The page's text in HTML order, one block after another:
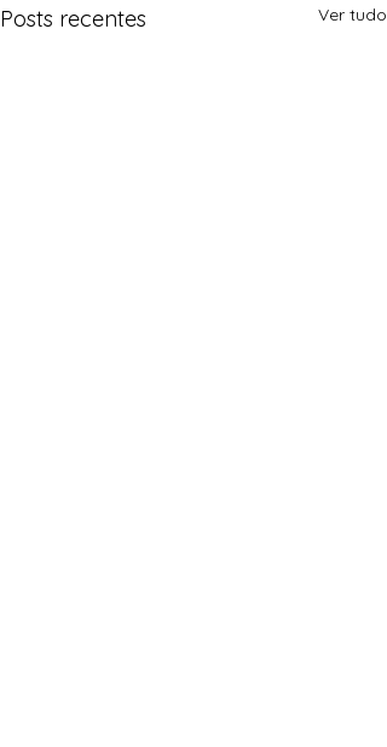
Posts recentes Ver tudo